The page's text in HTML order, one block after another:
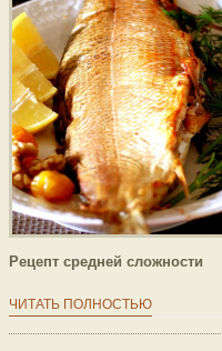
Рецепт средней сложности
ЧИТАТЬ ПОЛНОСТЬЮ